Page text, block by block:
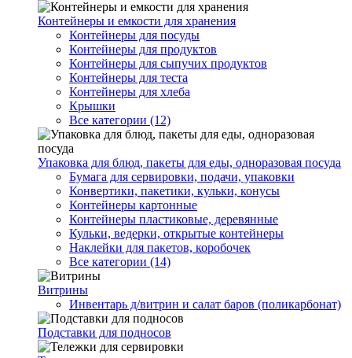
Контейнеры и емкости для хранения
Контейнеры для посуды
Контейнеры для продуктов
Контейнеры для сыпучих продуктов
Контейнеры для теста
Контейнеры для хлеба
Крышки
Все категории (12)
Упаковка для блюд, пакеты для еды, одноразовая посуда
Бумага для сервировки, подачи, упаковки
Конвертики, пакетики, кульки, конусы
Контейнеры картонные
Контейнеры пластиковые, деревянные
Кульки, ведерки, открытые контейнеры
Наклейки для пакетов, коробочек
Все категории (14)
Витрины
Инвентарь д/витрин и салат баров (поликарбонат)
Подставки для подносов